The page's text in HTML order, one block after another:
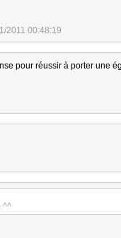
2011 00:48:19
pour réussir à porter une
^^